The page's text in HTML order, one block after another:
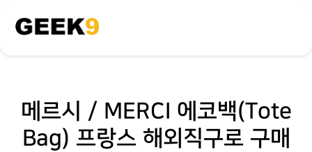
메르시 / MERCI 에코백(Tote
Bag) 프랑스 해외직구로 구매